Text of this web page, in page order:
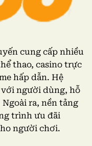
cung cấp nhiều
thao, casino trực
hấp dẫn. Hệ
người dùng, hỗ
ra, nền tảng
trình ưu đãi
người chơi.